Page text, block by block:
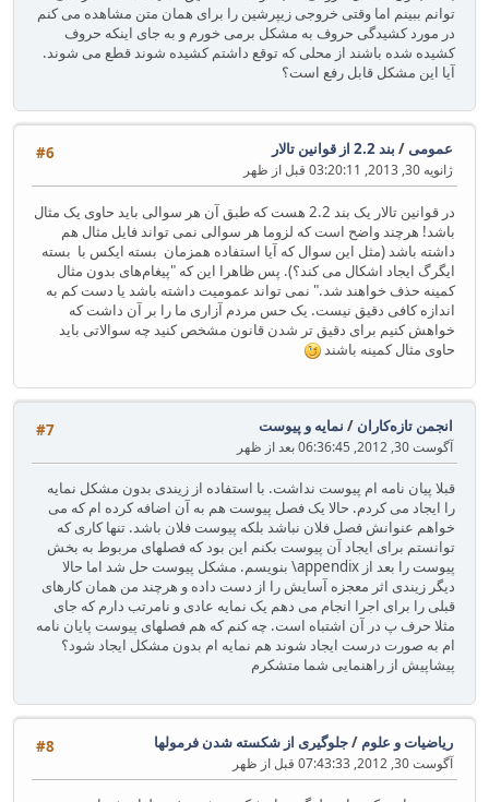
توانم ببینم اما وقتی خروجی زیپرشین را برای همان متن مشاهده می کنم
در مورد کشیدگی حروف به مشکل برمی خورم و به جای اینکه حروف
کشیده شده باشند از محلی که توقع داشتم کشیده شوند قطع می شوند.
آیا این مشکل قابل رفع است؟
#6 عمومی/ بند 2.2 از قوانین تالار
ژانویه 30, 2013, 03:20:11 قبل از ظهر
در قوانین تالار یک بند 2.2 هست که طبق آن هر سوالی باید حاوی یک مثال
باشد! هرچند واضح است که لزوما هر سوالی نمی تواند فایل مثال هم
داشته باشد (مثل این سوال که آیا استفاده همزمان بسته ایکس با بسته
ایگرگ ایجاد اشکال می کند؟). پس ظاهرا این که "پیغام‌های بدون مثال
کمینه حذف خواهند شد." نمی تواند عمومیت داشته باشد یا دست کم به
اندازه کافی دقیق نیست. یک حس مردم آزاری ما را بر آن داشت که
خواهش کنیم برای دقیق تر شدن قانون مشخص کنید چه سوالاتی باید
حاوی مثال کمینه باشند
#7 انجمن تازه‌کاران / نمایه و پیوست
آگوست 30, 2012, 06:36:45 بعد از ظهر
قبلا پیان نامه ام پیوست نداشت. با استفاده از زیندی بدون مشکل نمایه
را ایجاد می کردم. حالا یک فصل پیوست هم به آن اضافه کرده ام که می
خواهم عنوانش فصل فلان نباشد بلکه پیوست فلان باشد. تنها کاری که
توانستم برای ایجاد آن پیوست بکنم این بود که فصلهای مربوط به بخش
پیوست را بعد از ‎\appendix‎ بنویسم. مشکل پیوست حل شد اما حالا
دیگر زیندی اثر معجزه آسایش را از دست داده و هرچند من همان کارهای
قبلی را برای اجرا انجام می دهم یک نمایه عادی و نامرتب دارم که جای
مثلا حرف پ در آن اشتباه است. چه کنم که هم فصلهای پیوست پایان نامه
ام به صورت درست ایجاد شوند هم نمایه ام بدون مشکل ایجاد شود؟
پیشاپیش از راهنمایی شما متشکرم
#8 ریاضیات و علوم /جلوگیری از شکسته شدن فرمولها
آگوست 30, 2012, 07:43:33 قبل از ظهر